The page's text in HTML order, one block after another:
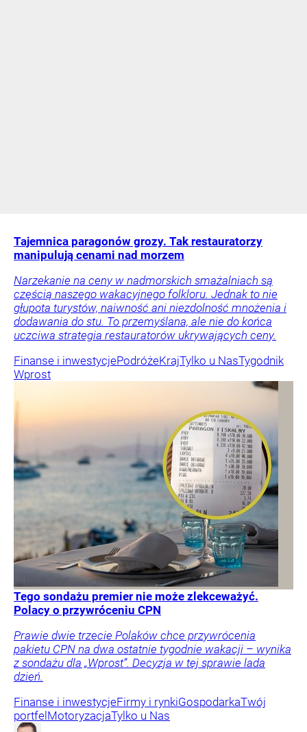
Tajemnica paragonów grozy. Tak restauratorzy
manipulują cenami nad morzem
Narzekanie na ceny w nadmorskich smażalniach są
częścią naszego wakacyjnego folkloru. Jednak to nie
głupota turystów, naiwność ani niezdolność mnożenia i
dodawania do stu. To przemyślana, ale nie do końca
uczciwa strategia restauratorów ukrywających ceny.
Finanse i inwestycjePodróżeKrajTylko u NasTygodnik
Wprost
Tego sondażu premier nie może zlekceważyć.
Polacy o przywróceniu CPN
Prawie dwie trzecie Polaków chce przywrócenia
pakietu CPN na dwa ostatnie tygodnie wakacji – wynika
z sondażu dla „Wprost”. Decyzja w tej sprawie lada
dzień.
Finanse i inwestycjeFirmy i rynkiGospodarkaTwój
portfel MotoryzacjaTylko u Nas